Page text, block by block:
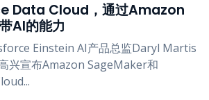
Data Cloud，通过Amazon
AI的能力
Einstein AI产品总监Daryl Martis
兴宣布Amazon SageMaker和